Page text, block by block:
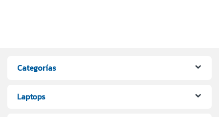
Categorías
Laptops